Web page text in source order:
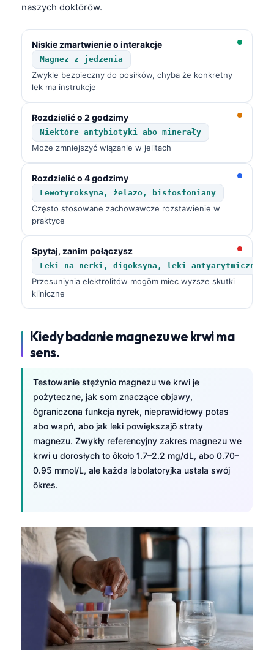
naszych doktōrōw.
Niskie zmartwienie o interakcje
Magnez z jedzenia
Zwykle bezpieczny do posiłków, chyba że konkretny
lek ma instrukcje
Rozdzielić o 2 godzimy
Niektóre antybiotyki abo minerały
Może zmniejszyć wiązanie w jelitach
Rozdzielić o 4 godzimy
Lewotyroksyna, żelazo, bisfosfoniany
Często stosowane zachowawcze rozstawienie w
praktyce
Spytaj, zanim połączysz
Leki na nerki, digoksyna, leki antyarytmiczne
Przesuniynia elektrolitów mogōm miec wyzsze skutki
kliniczne
Kiedy badanie magnezu we krwi ma
sens.
Testowanie stężynio magnezu we krwi je
pożyteczne, jak som znaczące objawy,
ôgraniczona funkcja nyrek, nieprawidłowy potas
abo wapń, abo jak leki powiększajō straty
magnezu. Zwykły referencyjny zakres magnezu we
krwi u dorosłych to ôkoło 1.7–2.2 mg/dL, abo 0.70–
0.95 mmol/L, ale każda labolatoryjka ustala swój
ôkres.
ئۇيغۇرچە
Кыргызча
Татар теле
Беларуская мова
Esperanto
Frysk